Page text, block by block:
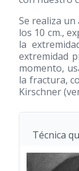
Se realiza
los 10 cm.,
la
extremidad
momento,
la fractura,
Kirschner
Técnica